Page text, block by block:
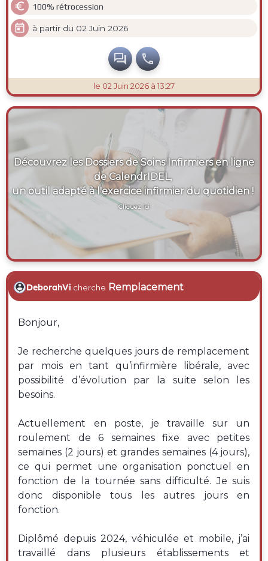
 100% rétrocession
 à partir du 02 Juin 2026
 
le 02 Juin 2026 à 13:27
Découvrez les Dossiers de Soins Infirmiers en ligne
de CalendrIDEL,
un outil adapté à l'exercice infirmier du quotidien !
Cliquez ici
DeborahVi cherche Remplacement
Bonjour,
Je recherche quelques jours de remplacement
par mois en tant qu’infirmière libérale, avec
possibilité d’évolution par la suite selon les
besoins.
Actuellement en poste, je travaille sur un
roulement de 6 semaines fixe avec petites
semaines (2 jours) et grandes semaines (4 jours),
ce qui permet une organisation ponctuel en
fonction de la tournée sans difficulté. Je suis
donc disponible tous les autres jours en
fonction.
Diplômé depuis 2024, véhiculée et mobile, j’ai
travaillé dans plusieurs établissements et